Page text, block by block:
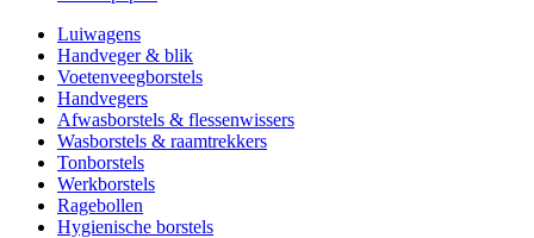
Luiwagens
Handveger & blik
Voetenveegborstels
Handvegers
Afwasborstels & flessenwissers
Wasborstels & raamtrekkers
Tonborstels
Werkborstels
Ragebollen
Hygienische borstels